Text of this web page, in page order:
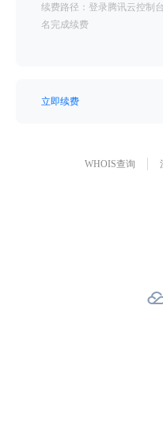
续费路径：登录腾讯云控制
名完成续费
立即续费
WHOIS查询